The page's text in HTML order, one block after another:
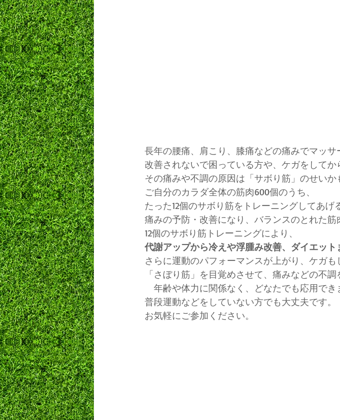
長年の腰痛、肩こり、膝痛などの痛みでマッサ
改善されないで困っている方や、ケガをしてか
その痛みや不調の原因は「サボり筋」のせい
ご自分のカラダ全体の筋肉600個のうち、
たった12個のサボり筋をトレーニングしてあげ
痛みの予防・改善になり、バランスのとれた筋
12個のサボり筋トレーニングにより、
代謝アップから冷えや浮腫み改善、ダイエット
さらに運動のパフォーマンスが上がり、ケガも
「さぼり筋」を目覚めさせて、痛みなどの不
年齢や体力に関係なく、どなたでも応用でき
普段運動などをしていない方でも大丈夫です。
お気軽にご参加ください。